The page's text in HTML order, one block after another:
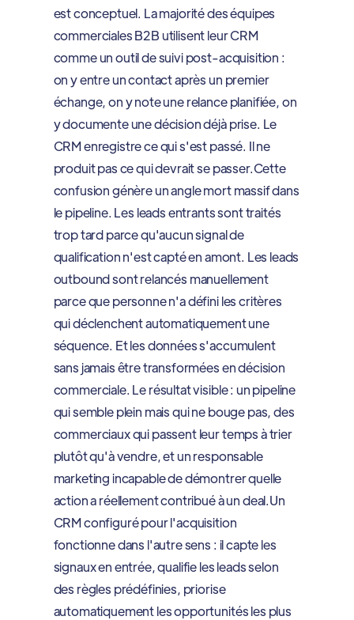
est conceptuel. La majorité des équipes
commerciales B2B utilisent leur CRM
comme un outil de suivi post-acquisition :
on y entre un contact après un premier
échange, on y note une relance planifiée, on
y documente une décision déjà prise. Le
CRM enregistre ce qui s'est passé. Il ne
produit pas ce qui devrait se passer.Cette
confusion génère un angle mort massif dans
le pipeline. Les leads entrants sont traités
trop tard parce qu'aucun signal de
qualification n'est capté en amont. Les leads
outbound sont relancés manuellement
parce que personne n'a défini les critères
qui déclenchent automatiquement une
séquence. Et les données s'accumulent
sans jamais être transformées en décision
commerciale. Le résultat visible : un pipeline
qui semble plein mais qui ne bouge pas, des
commerciaux qui passent leur temps à trier
plutôt qu'à vendre, et un responsable
marketing incapable de démontrer quelle
action a réellement contribué à un deal.Un
CRM configuré pour l'acquisition
fonctionne dans l'autre sens : il capte les
signaux en entrée, qualifie les leads selon
des règles prédéfinies, priorise
automatiquement les opportunités les plus